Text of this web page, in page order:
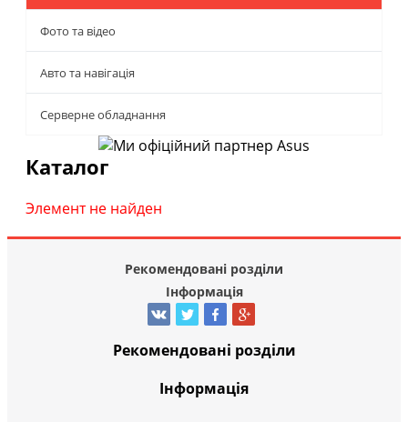
Фото та відео
Авто та навігація
Серверне обладнання
Каталог
Элемент не найден
Рекомендовані розділи
Інформація
Рекомендовані розділи
Інформація